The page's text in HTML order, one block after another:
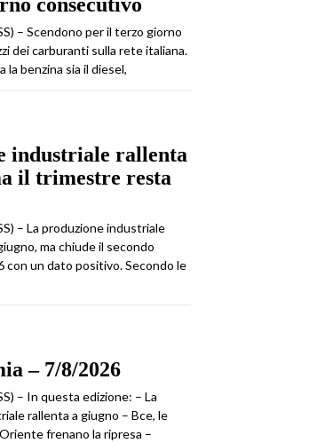
– Scendono per il terzo giorno
dei carburanti sulla rete italiana.
la benzina sia il diesel,
industriale rallenta
il trimestre resta
– La produzione industriale
ma chiude il secondo
con un dato positivo. Secondo le
– 7/8/2026
– In questa edizione: – La
rallenta a giugno – Bce, le
frenano la ripresa –